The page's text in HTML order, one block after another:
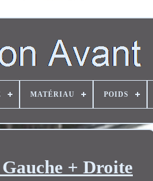
MATÉRIAU POIDS
+ Droite